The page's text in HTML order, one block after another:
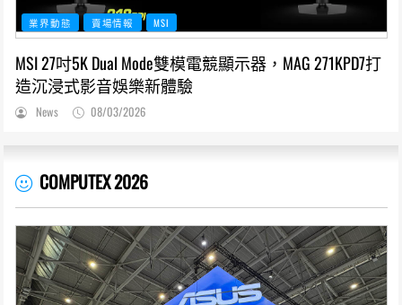
業界動態 賣場情報 MSI
MSI 27吋5K Dual Mode雙模電競顯示器，MAG 271KPD7打
造沉浸式影音娛樂新體驗
News 08/03/2026
COMPUTEX 2026